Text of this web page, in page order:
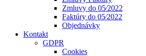
Zmluvy do 05⁄2022
Faktúry do 05⁄2022
Objednávky
Kontakt
GDPR
Cookies